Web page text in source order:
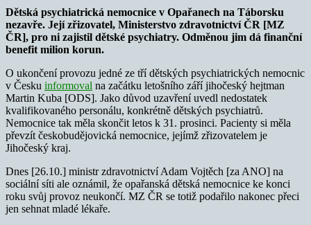
Dětská psychiatrická nemocnice v Opařanech na Táborsku
nezavře. Její zřizovatel, Ministerstvo zdravotnictví ČR [MZ
ČR], pro ni zajistil dětské psychiatry. Odměnou jim dá finanční
benefit milion korun.
O ukončení provozu jedné ze tří dětských psychiatrických nemocnic
v Česku informoval na začátku letošního září jihočeský hejtman
Martin Kuba [ODS]. Jako důvod uzavření uvedl nedostatek
kvalifikovaného personálu, konkrétně dětských psychiatrů.
Nemocnice tak měla skončit letos k 31. prosinci. Pacienty si měla
převzít českobudějovická nemocnice, jejímž zřizovatelem je
Jihočeský kraj.
Dnes [26.10.] ministr zdravotnictví Adam Vojtěch [za ANO] na
sociální síti ale oznámil, že opařanská dětská nemocnice ke konci
roku svůj provoz neukončí. MZ ČR se totiž podařilo nakonec přeci
jen sehnat mladé lékaře.